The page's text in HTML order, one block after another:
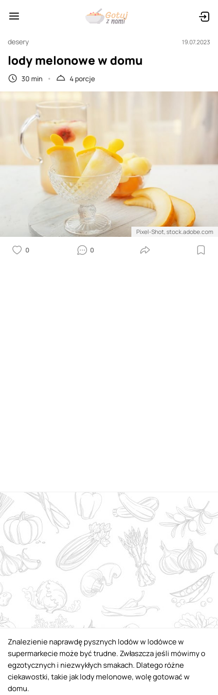
desery 19.07.2023
lody melonowe w domu
30 min 4 porcje
Pixel-Shot, stock.adobe.com
0 0
Znalezienie naprawdę pysznych lodów w lodówce w
supermarkecie może być trudne. Zwłaszcza jeśli mówimy o
egzotycznych i niezwykłych smakach. Dlatego różne
ciekawostki, takie jak lody melonowe, wolę gotować w
domu.